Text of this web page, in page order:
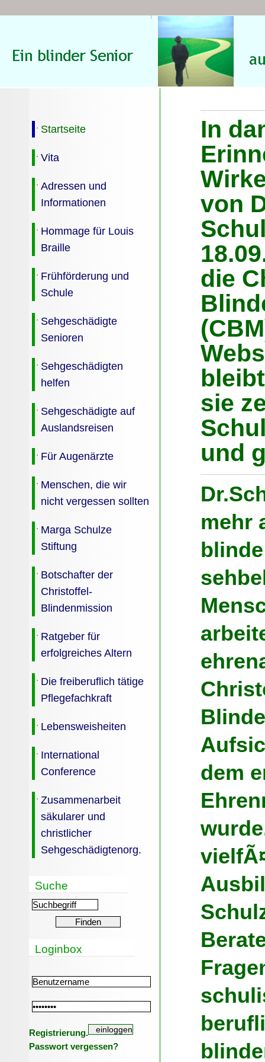
Startseite
Vita
Adressen und
Informationen
Hommage für Louis
Braille
Frühförderung und
Schule
Sehgeschädigte
Senioren
Sehgeschädigten
helfen
Sehgeschädigte auf
Auslandsreisen
Für Augenärzte
Menschen, die wir
nicht vergessen sollten
Marga Schulze
Stiftung
Botschafter der
Christoffel-
Blindenmission
Ratgeber für
erfolgreiches Altern
Die freiberuflich tätige
Pflegefachkraft
Lebensweisheiten
International
Conference
Zusammenarbeit
säkularer und
christlicher
Sehgeschädigtenorg.
Suche
Loginbox
Registrierung.
Passwort vergessen?
In
von
die
sie
und
mehr
dem